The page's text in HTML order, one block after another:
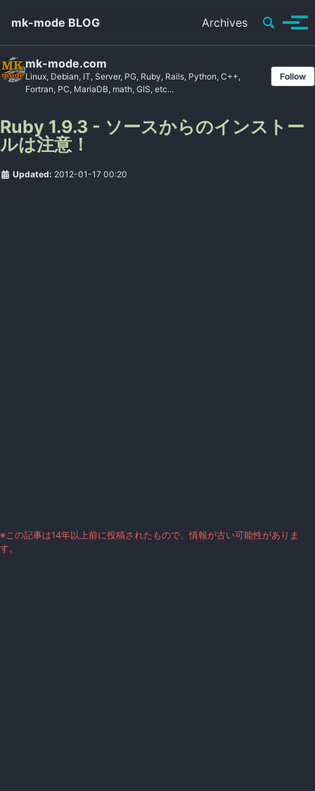
mk-mode BLOG Archives Toggle
mk-mode.com
Linux, Debian, IT, Server, PG, Ruby, Rails, Python, C++,
Fortran, PC, MariaDB, math, GIS, etc...
Follow
Ruby 1.9.3 - ソースからのインストー
ルは注意！
Updated: 2012-01-17 00:20
※この記事は14年以上前に投稿されたもので、情報が古い可能性がありま
す。